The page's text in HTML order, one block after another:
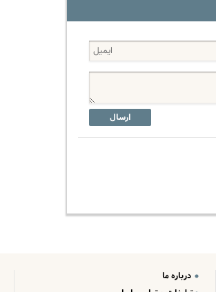
ارسال
درباره ما